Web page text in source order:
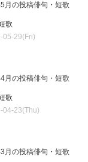
月の投稿俳句・短歌
歌
05-29(Fri)
月の投稿俳句・短歌
歌
04-23(Thu)
月の投稿俳句・短歌